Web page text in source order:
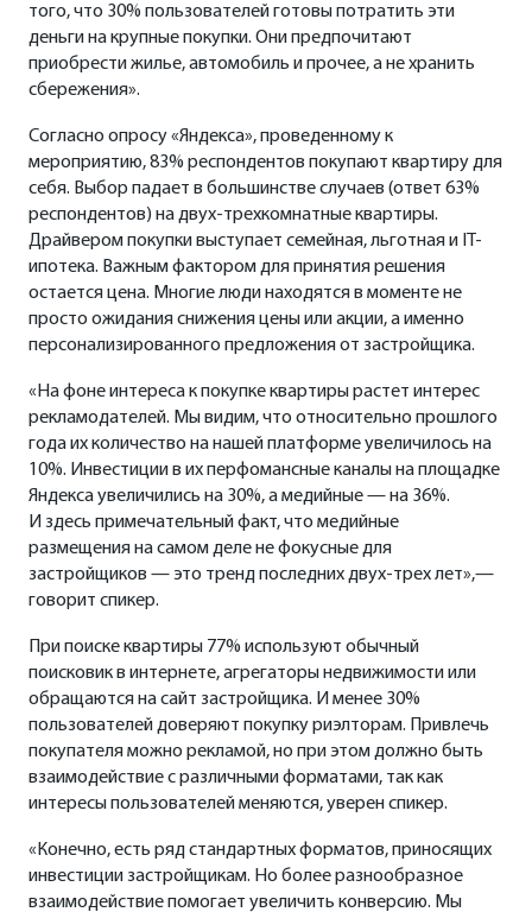
того, что 30% пользователей готовы потратить эти
деньги на крупные покупки. Они предпочитают
приобрести жилье, автомобиль и прочее, а не хранить
сбережения».
Согласно опросу «Яндекса», проведенному к
мероприятию, 83% респондентов покупают квартиру для
себя. Выбор падает в большинстве случаев (ответ 63%
респондентов) на двух-трехкомнатные квартиры.
Драйвером покупки выступает семейная, льготная и IT-
ипотека. Важным фактором для принятия решения
остается цена. Многие люди находятся в моменте не
просто ожидания снижения цены или акции, а именно
персонализированного предложения от застройщика.
«На фоне интереса к покупке квартиры растет интерес
рекламодателей. Мы видим, что относительно прошлого
года их количество на нашей платформе увеличилось на
10%. Инвестиции в их перфомансные каналы на площадке
Яндекса увеличились на 30%, а медийные — на 36%.
И здесь примечательный факт, что медийные
размещения на самом деле не фокусные для
застройщиков — это тренд последних двух-трех лет»,—
говорит спикер.
При поиске квартиры 77% используют обычный
поисковик в интернете, агрегаторы недвижимости или
обращаются на сайт застройщика. И менее 30%
пользователей доверяют покупку риэлторам. Привлечь
покупателя можно рекламой, но при этом должно быть
взаимодействие с различными форматами, так как
интересы пользователей меняются, уверен спикер.
«Конечно, есть ряд стандартных форматов, приносящих
инвестиции застройщикам. Но более разнообразное
взаимодействие помогает увеличить конверсию. Мы